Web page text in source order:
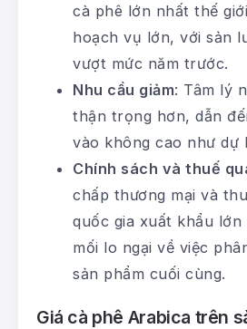
cà phê lớn nhất thế
hoạch vụ lớn, với sản
vượt mức năm trước.
Nhu cầu giảm: Tâm lý
thận trọng hơn, dẫn
vào không cao như dự
Chính sách và thuế
chấp thương mại và
quốc gia xuất khẩu lớn
mối lo ngại về việc
sản phẩm cuối cùng.
Giá cà phê Arabica trên